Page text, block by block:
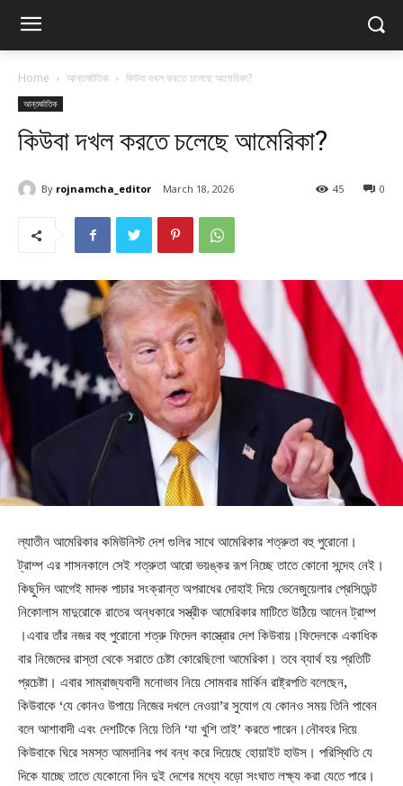
Home আন্তর্জাতিক কিউবা দখল করতে চলেছে আমেরিকা?
আন্তর্জাতিক
কিউবা দখল করতে চলেছে আমেরিকা?
By rojnamcha_editor March 18, 2026 0
45
ল্যাতীন আমেরিকার কমিউনিস্ট দেশ গুলির সাথে আমেরিকার শত্রুতা বহু পুরোনো।
ট্রাম্প এর শাসনকালে সেই শত্রুতা আরো ভয়ঙ্কর রূপ নিচ্ছে তাতে কোনো সন্দেহ নেই।
কিছুদিন আগেই মাদক পাচার সংক্রান্ত অপরাধের দোহাই দিয়ে ভেনেজুয়েলার প্রেসিডেন্ট
নিকোলাস মাদুরোকে রাতের অন্ধকারে সস্ত্রীক আমেরিকার মাটিতে উঠিয়ে আনেন ট্রাম্প
।এবার তাঁর নজর বহু পুরোনো শত্রু ফিদেল কাস্ত্রোর দেশ কিউবায়।ফিদেলকে একাধিক
বার নিজেদের রাস্তা থেকে সরাতে চেষ্টা কোরেছিলো আমেরিকা। তবে ব্যার্থ হয় প্রতিটি
প্রচেষ্টা। এবার সাম্রাজ্যবাদী মনোভাব নিয়ে সোমবার মার্কিন রাষ্ট্রপতি বলেছেন,
কিউবাকে ‘যে কোনও উপায়ে নিজের দখলে নেওয়া’র সুযোগ যে কোনও সময় তিনি পাবেন
বলে আশাবাদী এবং দেশটিকে নিয়ে তিনি ‘যা খুশি তাই’ করতে পারেন।নৌবহর দিয়ে
কিউবাকে ঘিরে সমস্ত আমদানির পথ বন্ধ করে দিয়েছে হোয়াইট হাউস। পরিস্থিতি যে
দিকে যাচ্ছে তাতে যেকোনো দিন দুই দেশের মধ্যে বড়ো সংঘাত লক্ষ্য করা যেতে পারে।